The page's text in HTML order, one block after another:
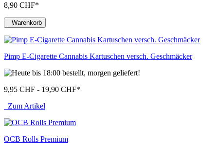
8,90 CHF*
Warenkorb
Pimp E-Cigarette Cannabis Kartuschen versch. Geschmäcker
9,95 CHF - 19,90 CHF*
Zum Artikel
OCB Rolls Premium